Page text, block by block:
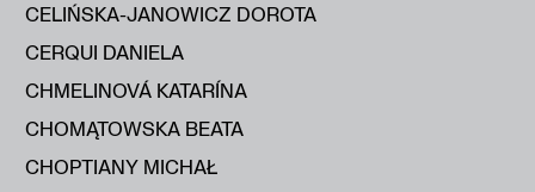
CELIŃSKA-JANOWICZ DOROTA
CERQUI DANIELA
CHMELINOVÁ KATARÍNA
CHOMĄTOWSKA BEATA
CHOPTIANY MICHAŁ